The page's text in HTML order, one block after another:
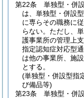
第22条
単独型・併
は、単独型・併設
に専らその職務に
らない。 ただし、
護事業所の管理上
指定認知症対応型
は他の事業所、施
とする。
(単独型・併設型指
び備品等)
第23条
単独型・併